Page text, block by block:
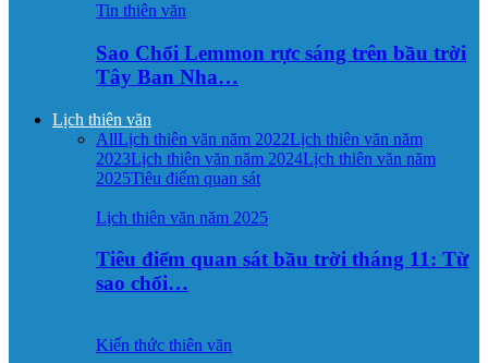
Tin thiên văn
Sao Chổi Lemmon rực sáng trên bầu trời
Tây Ban Nha…
Lịch thiên văn
AllLịch thiên văn năm 2022Lịch thiên văn năm
2023Lịch thiên văn năm 2024Lịch thiên văn năm
2025Tiêu điểm quan sát
Lịch thiên văn năm 2025
Tiêu điểm quan sát bầu trời tháng 11: Từ
sao chổi…
Kiến thức thiên văn